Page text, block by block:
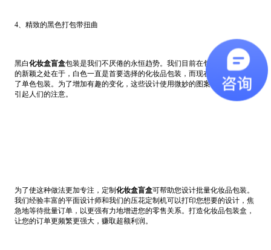
4、精致的黑色打包带扭曲
黑白化妆盒盲盒包装是我们不厌倦的永恒趋势。我们目前在包装设计中看到
的新颖之处在于，白色一直是首要选择的化妆品包装，而现在黑色似乎主宰
了单色包装。为了增加有趣的变化，这些设计使用微妙的图案和小流行色来
引起人们的注意。
为了使这种做法更加专注，定制 化妆盒盲盒可帮助您设计批量化妆品包装。
我们经验丰富的平面设计师和我们的压花定制机可以打印您想要的设计，焦
急地等待批量订单，以更强有力地增进您的零售关系。打造化妆品包装盒，
让您的订单更频繁更强大，赚取超额利润。